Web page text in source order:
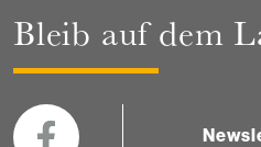
Bleib auf dem